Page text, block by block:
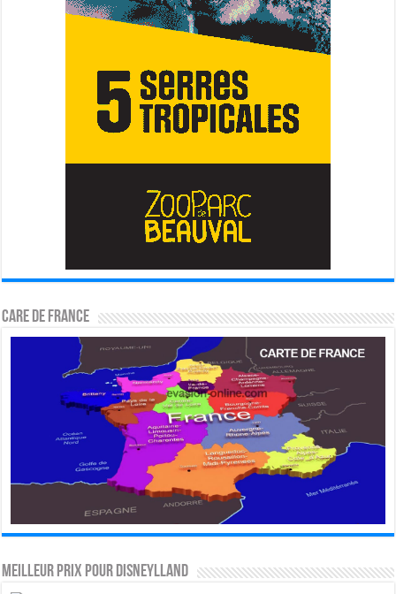
CARE DE FRANCE
MEILLEUR PRIX POUR DISNEYLLAND